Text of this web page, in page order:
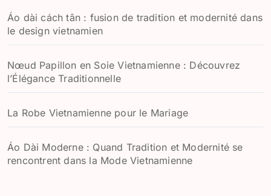
Áo dài cách tân : fusion de tradition et modernité dans
le design vietnamien
Nœud Papillon en Soie Vietnamienne : Découvrez
l’Élégance Traditionnelle
La Robe Vietnamienne pour le Mariage
Áo Dài Moderne : Quand Tradition et Modernité se
rencontrent dans la Mode Vietnamienne